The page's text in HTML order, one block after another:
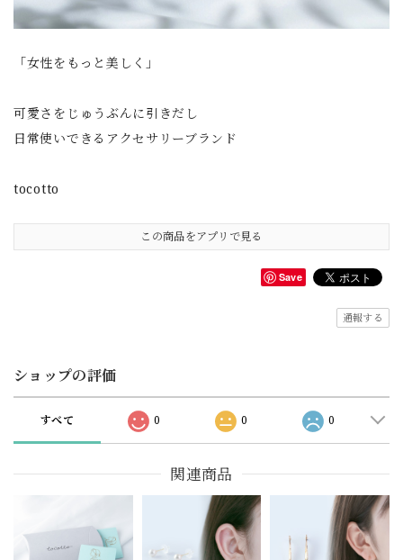
「女性をもっと美しく」
可愛さをじゅうぶんに引きだし
日常使いできるアクセサリーブランド
tocotto
この商品をアプリで見る
Save
通報する
ショップの評価
すべて 0 0 0
関連商品